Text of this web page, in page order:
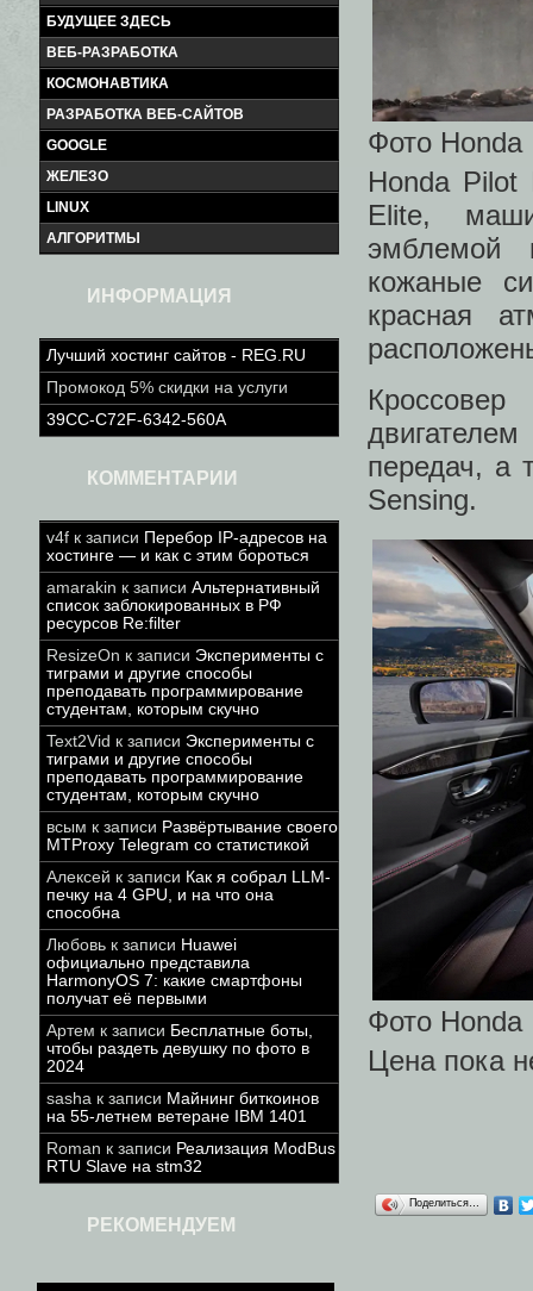
БУДУЩЕЕ ЗДЕСЬ
ВЕБ-РАЗРАБОТКА
КОСМОНАВТИКА
РАЗРАБОТКА ВЕБ-САЙТОВ
GOOGLE
ЖЕЛЕЗО
LINUX
АЛГОРИТМЫ
ИНФОРМАЦИЯ
Лучший хостинг сайтов - REG.RU
Промокод 5% скидки на услуги
39CC-C72F-6342-560A
КОММЕНТАРИИ
v4f к записи Перебор IP-адресов на
хостинге — и как с этим бороться
amarakin к записи Альтернативный
список заблокированных в РФ
ресурсов Re:filter
ResizeOn к записи Эксперименты с
тиграми и другие способы
преподавать программирование
студентам, которым скучно
Text2Vid к записи Эксперименты с
тиграми и другие способы
преподавать программирование
студентам, которым скучно
всым к записи Развёртывание своего
MTProxy Telegram со статистикой
Алексей к записи Как я собрал LLM-
печку на 4 GPU, и на что она
способна
Любовь к записи Huawei
официально представила
HarmonyOS 7: какие смартфоны
получат её первыми
Артем к записи Бесплатные боты,
чтобы раздеть девушку по фото в
2024
sasha к записи Майнинг биткоинов
на 55-летнем ветеране IBM 1401
Roman к записи Реализация ModBus
RTU Slave на stm32
РЕКОМЕНДУЕМ
Фото Honda
Honda Pilot
Elite,
эмблемой
кожаные
красная
передач, а
Sensing.
Фото Honda
Цена пока
Поделиться…